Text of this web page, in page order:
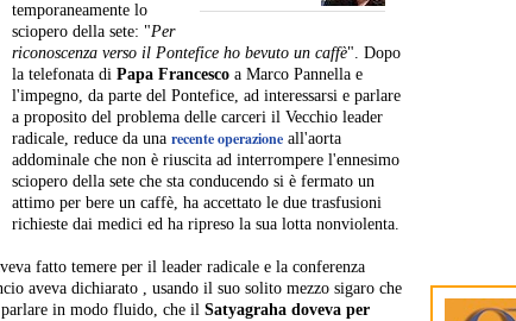
temporaneamente lo
sciopero della sete: "Per
riconoscenza verso il Pontefice ho bevuto un caffè". Dopo
la telefonata di Papa Francesco a Marco Pannella e
l'impegno, da parte del Pontefice, ad interessarsi e parlare
a proposito del problema delle carceri il Vecchio leader
radicale, reduce da una recente operazione all'aorta
addominale che non è riuscita ad interrompere l'ennesimo
sciopero della sete che sta conducendo si è fermato un
attimo per bere un caffè, ha accettato le due trasfusioni
richieste dai medici ed ha ripreso la sua lotta nonviolenta.
fatto temere per il leader radicale e la conferenza
aveva dichiarato , usando il suo solito mezzo sigaro che
parlare in modo fluido, che il Satyagraha doveva per